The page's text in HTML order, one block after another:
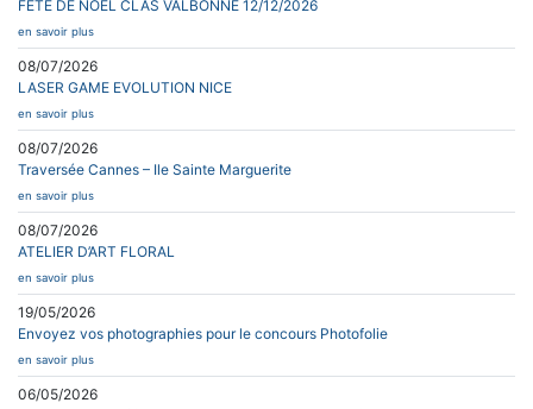
FETE DE NOEL CLAS VALBONNE 12/12/2026
en savoir plus
08/07/2026
LASER GAME EVOLUTION NICE
en savoir plus
08/07/2026
Traversée Cannes – Ile Sainte Marguerite
en savoir plus
08/07/2026
ATELIER D’ART FLORAL
en savoir plus
19/05/2026
Envoyez vos photographies pour le concours Photofolie
en savoir plus
06/05/2026